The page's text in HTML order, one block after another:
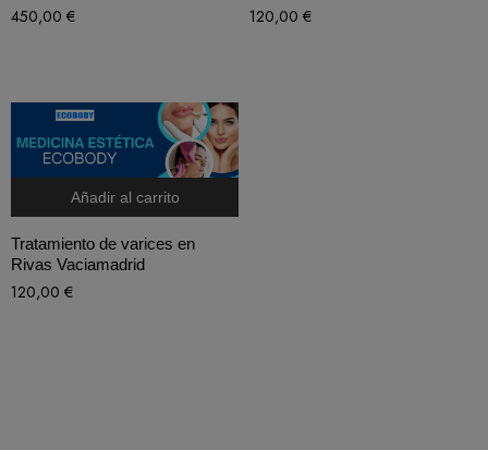
450,00 € 120,00 €
Añadir al carrito
Tratamiento de varices en
Rivas Vaciamadrid
120,00 €